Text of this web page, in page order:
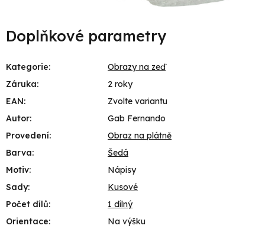
Doplňkové parametry
Kategorie:
Obrazy na zeď
Záruka:
2 roky
EAN:
Zvolte variantu
Autor:
Gab Fernando
Provedení:
Obraz na plátně
Barva:
Šedá
Motiv:
Nápisy
Sady:
Kusové
Počet dílů:
1 dílný
Orientace:
Na výšku